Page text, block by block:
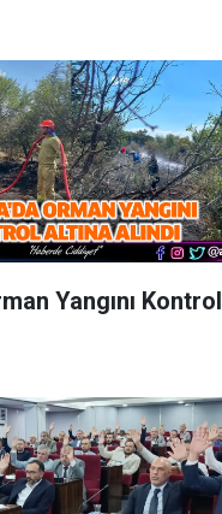
Yangını Kontrol